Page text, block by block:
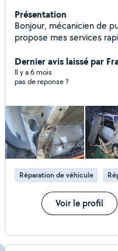
Présentation
Bonjour, mécanicien de
propose mes services
de soirée, je peux me déplacer
voyant moteur Distribution Embrayage Amortisseur
Roulement Freinage ex Je vous propose aussi mes
l'électricité le nettoyage
Disponible les samedi
semaine cordialement
Dernier avis laissé par
Il y a 6 mois
pas de reponse ?
Réparation de véhicule
Voir le profil